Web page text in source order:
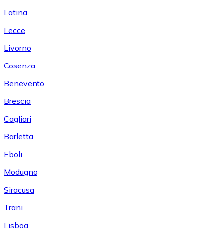
Latina
Lecce
Livorno
Cosenza
Benevento
Brescia
Cagliari
Barletta
Eboli
Modugno
Siracusa
Trani
Lisboa